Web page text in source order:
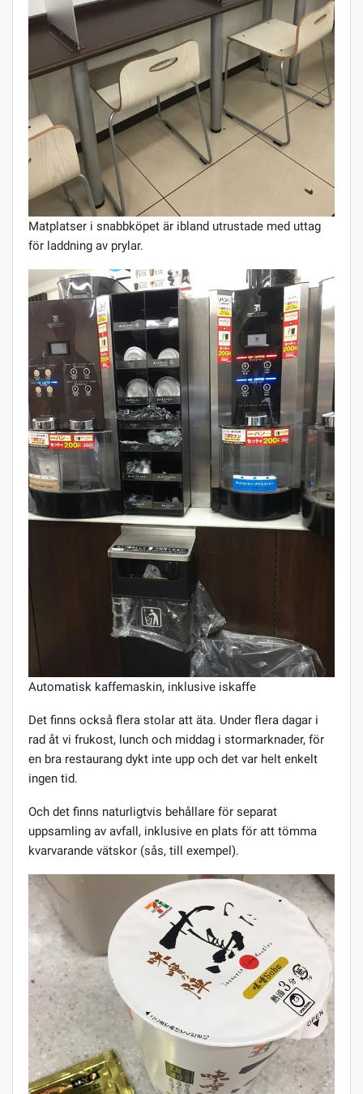
Matplatser i snabbköpet är ibland utrustade med uttag
för laddning av prylar.
Automatisk kaffemaskin, inklusive iskaffe
Det finns också flera stolar att äta. Under flera dagar i
rad åt vi frukost, lunch och middag i stormarknader, för
en bra restaurang dykt inte upp och det var helt enkelt
ingen tid.
Och det finns naturligtvis behållare för separat
uppsamling av avfall, inklusive en plats för att tömma
kvarvarande vätskor (sås, till exempel).